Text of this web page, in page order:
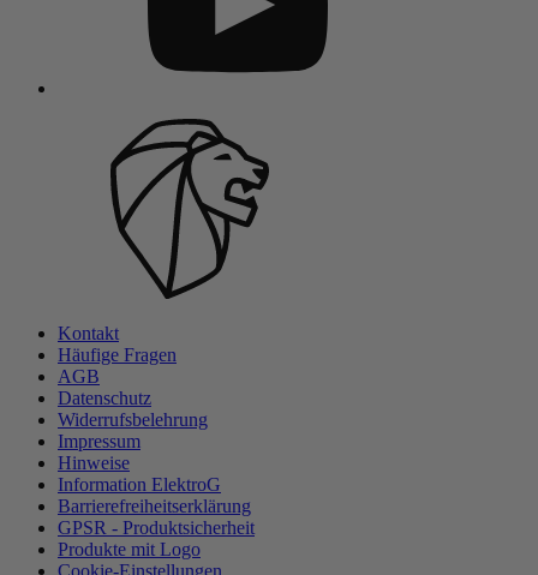
Kontakt
Häufige Fragen
AGB
Datenschutz
Widerrufsbelehrung
Impressum
Hinweise
Information ElektroG
Barrierefreiheitserklärung
GPSR - Produktsicherheit
Produkte mit Logo